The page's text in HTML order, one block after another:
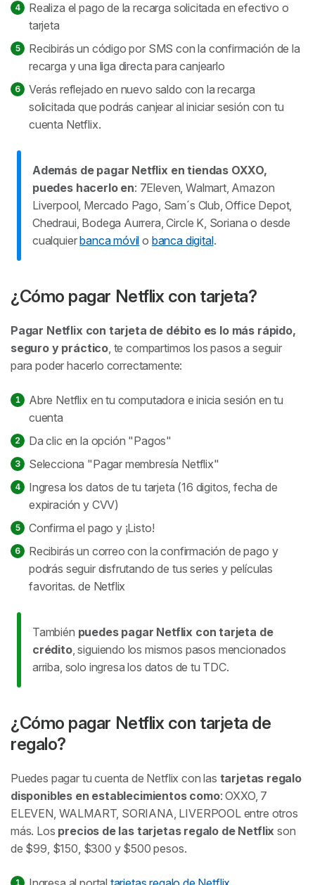
Realiza el pago de la recarga solicitada en efectivo o
tarjeta
Recibirás un código por SMS con la confirmación de la
recarga y una liga directa para canjearlo
Verás reflejado en nuevo saldo con la recarga
solicitada que podrás canjear al iniciar sesión con tu
cuenta Netflix.
Además de pagar Netflix en tiendas OXXO,
puedes hacerlo en: 7Eleven, Walmart, Amazon
Liverpool, Mercado Pago, Sam´s Club, Office Depot,
Chedraui, Bodega Aurrera, Circle K, Soriana o desde
cualquierbanca móvil o banca digital.
¿Cómo pagar Netflix con tarjeta?
Pagar Netflix con tarjeta de débito es lo más rápido,
seguro y práctico, te compartimos los pasos a seguir
para poder hacerlo correctamente:
Abre Netflix en tu computadora e inicia sesión en tu
cuenta
Da clic en la opción "Pagos"
Selecciona "Pagar membresía Netflix"
Ingresa los datos de tu tarjeta (16 digitos, fecha de
expiración y CVV)
Confirma el pago y ¡Listo!
Recibirás un correo con la confirmación de pago y
podrás seguir disfrutando de tus series y películas
favoritas. de Netflix
También puedes pagar Netflix con tarjeta de
crédito, siguiendo los mismos pasos mencionados
arriba, solo ingresa los datos de tu TDC.
¿Cómo pagar Netflix con tarjeta de
regalo?
Puedes pagar tu cuenta de Netflix con las tarjetas regalo
disponibles en establecimientos como: OXXO, 7
ELEVEN, WALMART, SORIANA, LIVERPOOL entre otros
más. Los precios de las tarjetas regalo de Netflix son
de $99, $150, $300 y $500 pesos.